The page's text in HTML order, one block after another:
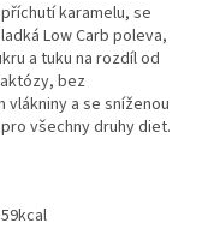
karamelu, se
Low Carb poleva,
a tuku na rozdíl od
bez
a se sníženou
všechny druhy diet.